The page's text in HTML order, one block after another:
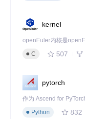
kernel
C
507
pytorch
Python
832